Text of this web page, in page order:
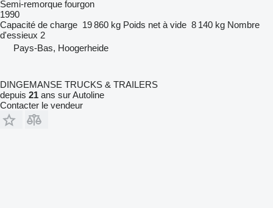
Semi-remorque fourgon
1990
Capacité de charge 19 860 kg Poids net à vide 8 140 kg Nombre
d'essieux 2
Pays-Bas, Hoogerheide
DINGEMANSE TRUCKS & TRAILERS
depuis 21 ans sur Autoline
Contacter le vendeur